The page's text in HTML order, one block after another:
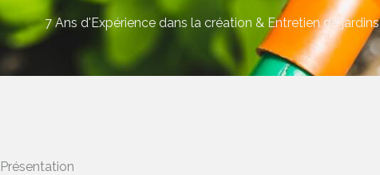
7 Ans d'Expérience dans la création & Entretien de jardins
Présentation